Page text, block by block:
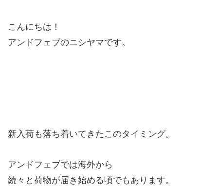
こんにちは！
アンドフェブのニシヤマです。
新入荷も落ち着いてきたこのタイミング。
アンドフェブでは海外から
続々と荷物が届き始める頃でもあります。